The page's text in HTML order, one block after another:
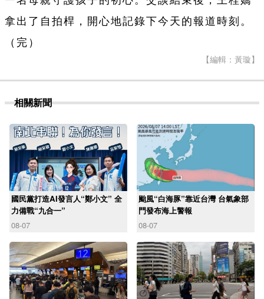
拿出了自拍桿，開心地記錄下今天的報道時刻。
（完）
【編輯：黃璇】
相關新聞
國民黨打造AI發言人“鄭小文” 全
力備戰“九合一”
08-07
颱風“白海豚”靠近台灣 台氣象部
門發布海上警報
08-07